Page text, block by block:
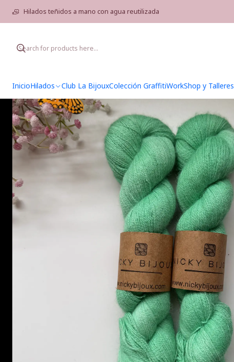
InicioHilados Club La BijouxColección GraffitiWorkShop y Talleres
Hilados teñidos a mano con agua reutilizada